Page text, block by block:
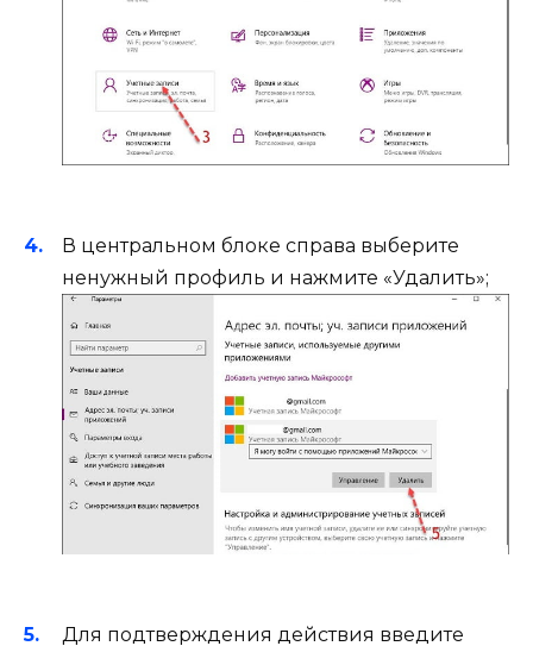
В центральном блоке справа выберите
ненужный профиль и нажмите «Удалить»;
Для подтверждения действия введите